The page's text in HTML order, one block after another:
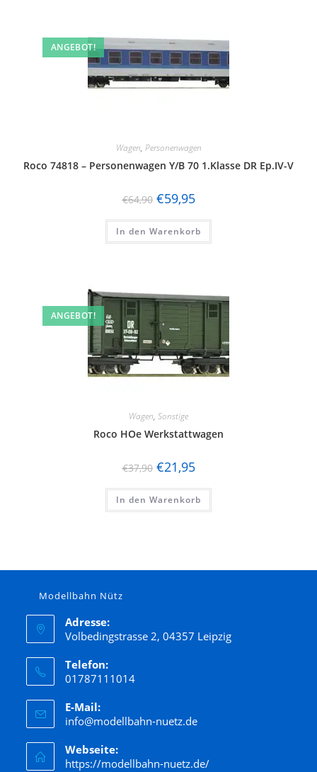
ANGEBOT!
Wagen, Personenwagen
Roco 74818 – Personenwagen Y/B 70 1.Klasse DR Ep.IV-V
€64,90 €59,95
In den Warenkorb
ANGEBOT!
Wagen, Sonstige
Roco HOe Werkstattwagen
€37,90 €21,95
In den Warenkorb
Modellbahn Nütz
Adresse:
Volbedingstrasse 2, 04357 Leipzig
Telefon:
01787111014
E-Mail:
info@modellbahn-nuetz.de
Webseite:
https://modellbahn-nuetz.de/